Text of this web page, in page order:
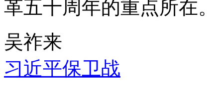
革五十周年的重点所在。
吴祚来
习近平保卫战